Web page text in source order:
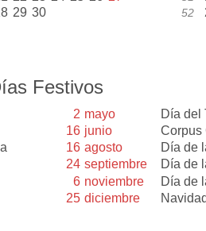
29 30 52
Festivos
2 mayo
Día del
16 junio
Corpus
16 agosto
Día de
24 septiembre
Día de
6 noviembre
Día de
25 diciembre Navidad